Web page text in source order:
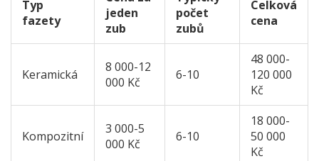
Typ
fazety
jeden
zub
počet
zubů
Celková
cena
Keramická
8 000-12
000 Kč
6-10
48 000-
120 000
Kč
Kompozitní
3 000-5
000 Kč
6-10
18 000-
50 000
Kč